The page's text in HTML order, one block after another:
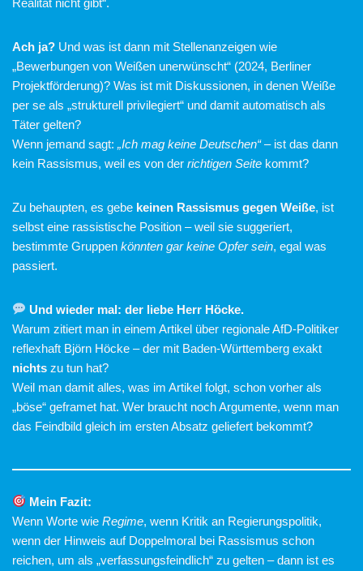
Ach ja? Und was ist dann mit Stellenanzeigen wie
„Bewerbungen von Weißen unerwünscht“ (2024, Berliner
Projektförderung)? Was ist mit Diskussionen, in denen Weiße
per se als „strukturell privilegiert“ und damit automatisch als
Täter gelten?
Wenn jemand sagt: „Ich mag keine Deutschen“– ist das dann
kein Rassismus, weil es von der richtigen Seite kommt?
Zu behaupten, es gebe keinen Rassismus gegen Weiße, ist
selbst eine rassistische Position – weil sie suggeriert,
bestimmte Gruppen könnten gar keine Opfer sein, egal was
passiert.
Und wieder mal: der liebe Herr Höcke.
Warum zitiert man in einem Artikel über regionale AfD-Politiker
reflexhaft Björn Höcke – der mit Baden-Württemberg exakt
nichts zu tun hat?
Weil man damit alles, was im Artikel folgt, schon vorher als
„böse“ geframet hat. Wer braucht noch Argumente, wenn man
das Feindbild gleich im ersten Absatz geliefert bekommt?
Mein Fazit:
Wenn Worte wie Regime, wenn Kritik an Regierungspolitik,
wenn der Hinweis auf Doppelmoral bei Rassismus schon
reichen, um als „verfassungsfeindlich“ zu gelten – dann ist es